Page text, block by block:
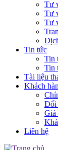
Tư
Tư
Tư
Tin tức
Tin
Tin
Tài liệu
Khách
Đối
Giá
Liên hệ